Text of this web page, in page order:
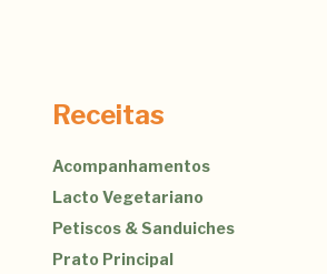
Receitas
Acompanhamentos
Lacto Vegetariano
Petiscos & Sanduiches
Prato Principal